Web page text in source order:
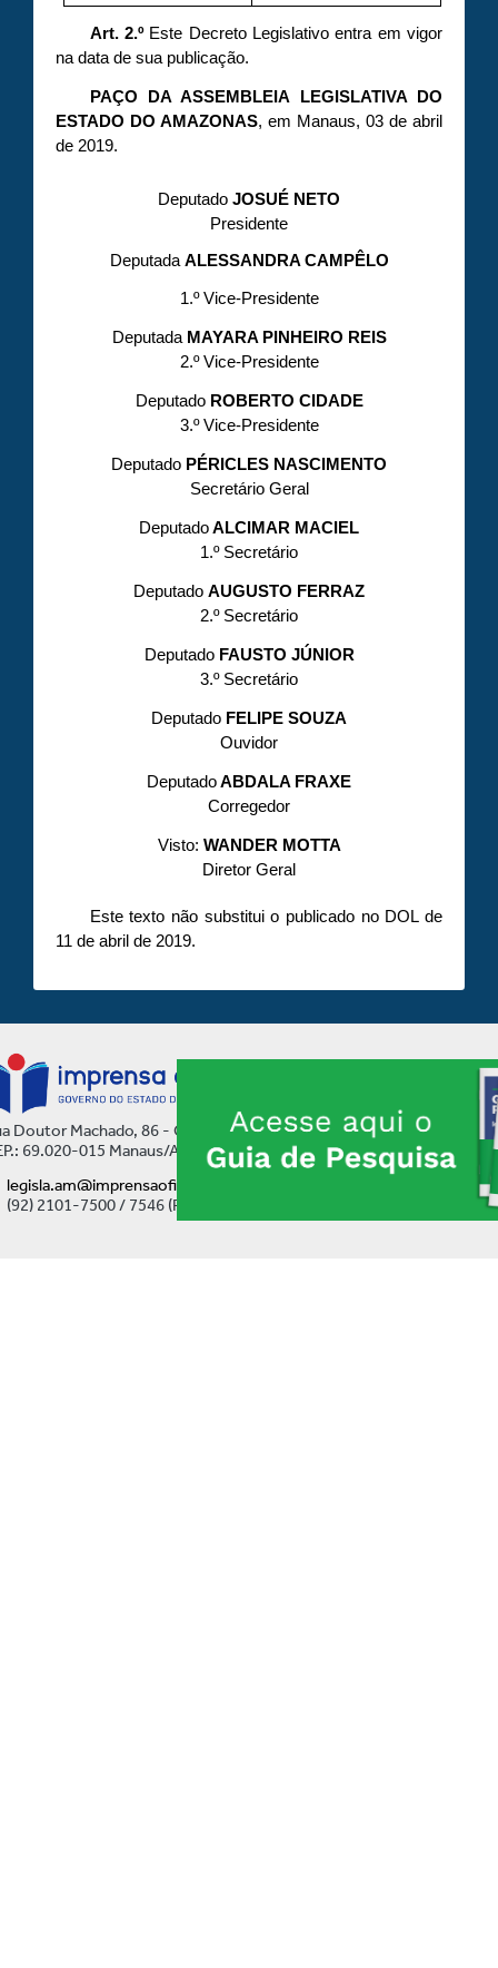
Art. 2.ºEste Decreto Legislativo entra em vigor
na data de sua publicação.
PAÇO DA ASSEMBLEIA LEGISLATIVA DO
ESTADO DO AMAZONAS, em Manaus, 03 de abril
de 2019.
Deputado JOSUÉ NETO
Presidente
Deputada ALESSANDRA CAMPÊLO
1.º Vice-Presidente
DeputadaMAYARA PINHEIRO REIS
2.º Vice-Presidente
DeputadoROBERTO CIDADE
3.º Vice-Presidente
Deputado PÉRICLES NASCIMENTO
Secretário Geral
DeputadoALCIMAR MACIEL
1.º Secretário
Deputado AUGUSTO FERRAZ
2.º Secretário
DeputadoFAUSTO JÚNIOR
3.º Secretário
Deputado FELIPE SOUZA
Ouvidor
DeputadoABDALA FRAXE
Corregedor
Visto: WANDER MOTTA
Diretor Geral
Este texto não substitui o publicado no DOL de
11 de abril de 2019.
Doutor Machado, 86 - Centro
69.020-015 Manaus/AM
legisla.am@imprensaoficial.am.gov.br
(92) 2101-7500 / 7546 (Ramal)